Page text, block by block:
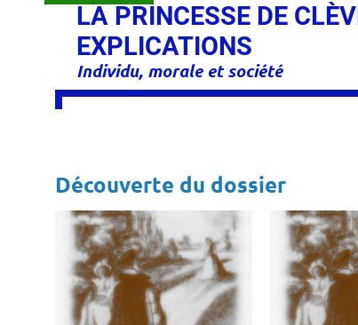
LA PRINCESSE DE
EXPLICATIONS
Individu, morale et société
Découverte du dossier